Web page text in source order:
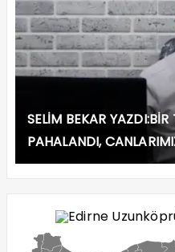
SELİM BEKAR
PAHALANDI,